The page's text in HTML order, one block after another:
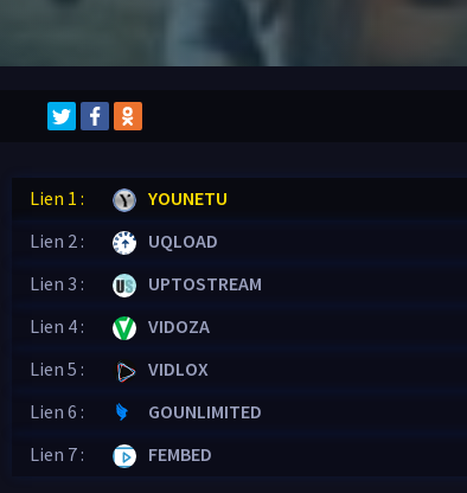
Lien 1 : YOUNETU
Lien 2 :
UQLOAD
Lien 3 :
UPTOSTREAM
Lien 4 :
VIDOZA
Lien 5 :
VIDLOX
Lien 6 :
GOUNLIMITED
Lien 7 :
FEMBED